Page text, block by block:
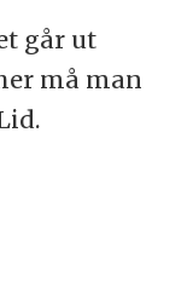
går ut
må man